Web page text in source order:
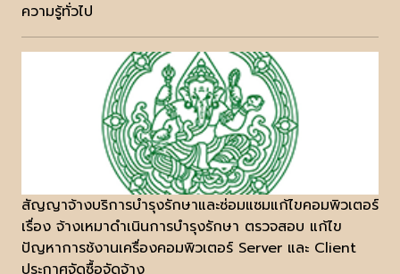
ความรู้ทั่วไป
สัญญาจ้างบริการบำรุงรักษาและซ่อมแซมแก้ไขคอมพิวเตอร์
เรื่อง จ้างเหมาดำเนินการบำรุงรักษา ตรวจสอบ แก้ไข
ปัญหาการช้งานเครื่องคอมพิวเตอร์ Server และ Client
ประกาศจัดซื้อจัดจ้าง